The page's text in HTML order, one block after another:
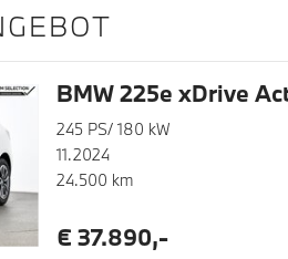
BMW 225e xDrive
245 PS/ 180 kW
11.2024
24.500 km
€ 37.890,-